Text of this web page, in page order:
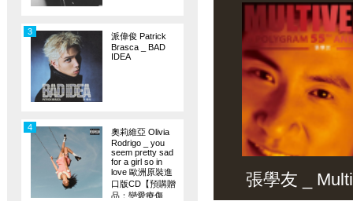
派偉俊 Patrick
Brasca _ BAD
IDEA
3
奧莉維亞 Olivia
Rodrigo _ you
seem pretty sad
for a girl so in
love 歐洲原裝進
口版CD【預購贈
品：戀愛療傷
4
張學友 _